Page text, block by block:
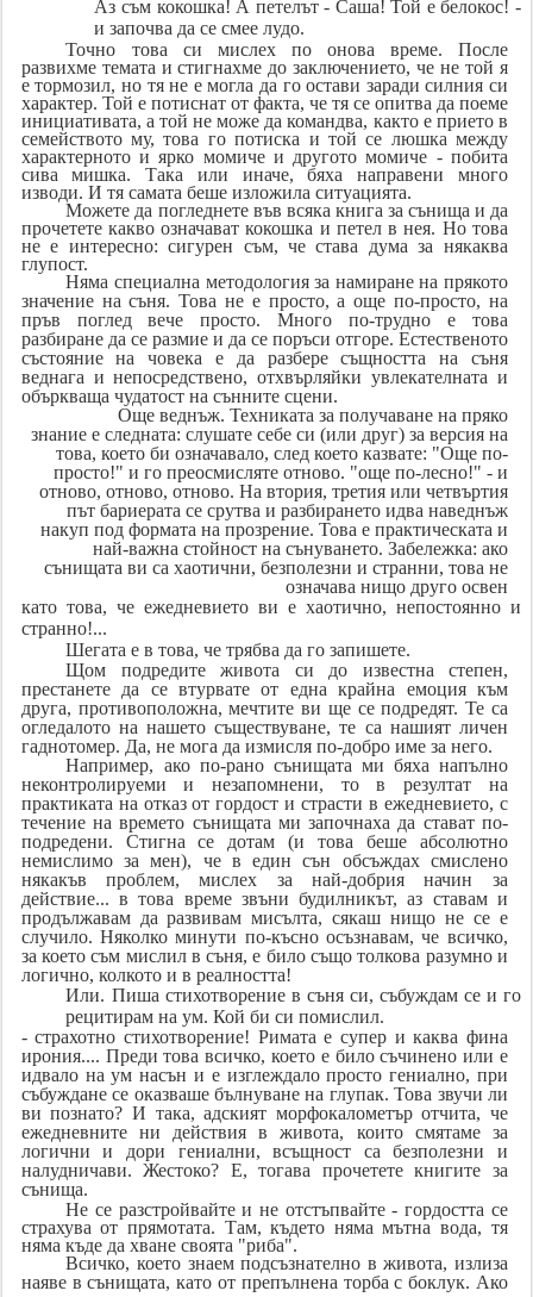
Аз съм кокошка! А петелът - Саша! Той е белокос! -
и започва да се смее лудо.
Точно това си мислех по онова време. После
развихме темата и стигнахме до заключението, че не той я
е тормозил, но тя не е могла да го остави заради силния си
характер. Той е потиснат от факта, че тя се опитва да поеме
инициативата, а той не може да командва, както е прието в
семейството му, това го потиска и той се люшка между
характерното и ярко момиче и другото момиче - побита
сива мишка. Така или иначе, бяха направени много
изводи. И тя самата беше изложила ситуацията.
Можете да погледнете във всяка книга за сънища и да
прочетете какво означават кокошка и петел в нея. Но това
не е интересно: сигурен съм, че става дума за някаква
глупост.
Няма специална методология за намиране на прякото
значение на съня. Това не е просто, а още по-просто, на
пръв поглед вече просто. Много по-трудно е това
разбиране да се размие и да се поръси отгоре. Естественото
състояние на човека е да разбере същността на съня
веднага и непосредствено, отхвърляйки увлекателната и
объркваща чудатост на сънните сцени.
Още веднъж. Техниката за получаване на пряко
знание е следната: слушате себе си (или друг) за версия на
това, което би означавало, след което казвате: "Още по-
просто!" и го преосмисляте отново. "още по-лесно!" - и
отново, отново, отново. На втория, третия или четвъртия
път бариерата се срутва и разбирането идва наведнъж
накуп под формата на прозрение. Това е практическата и
най-важна стойност на сънуването. Забележка: ако
сънищата ви са хаотични, безполезни и странни, това не
означава нищо друго освен
като това, че ежедневието ви е хаотично, непостоянно и
странно!...
Шегата е в това, че трябва да го запишете.
Щом подредите живота си до известна степен,
престанете да се втурвате от една крайна емоция към
друга, противоположна, мечтите ви ще се подредят. Те са
огледалото на нашето съществуване, те са нашият личен
гаднотомер. Да, не мога да измисля по-добро име за него.
Например, ако по-рано сънищата ми бяха напълно
неконтролируеми и незапомнени, то в резултат на
практиката на отказ от гордост и страсти в ежедневието, с
течение на времето сънищата ми започнаха да стават по-
подредени. Стигна се дотам (и това беше абсолютно
немислимо за мен), че в един сън обсъждах смислено
някакъв проблем, мислех за най-добрия начин за
действие... в това време звъни будилникът, аз ставам и
продължавам да развивам мисълта, сякаш нищо не се е
случило. Няколко минути по-късно осъзнавам, че всичко,
за което съм мислил в съня, е било също толкова разумно и
логично, колкото и в реалността!
Или. Пиша стихотворение в съня си, събуждам се и го
рецитирам на ум. Кой би си помислил.
- страхотно стихотворение! Римата е супер и каква фина
ирония.... Преди това всичко, което е било съчинено или е
идвало на ум насън и е изглеждало просто гениално, при
събуждане се оказваше бълнуване на глупак. Това звучи ли
ви познато? И така, адският морфокалометър отчита, че
ежедневните ни действия в живота, които смятаме за
логични и дори гениални, всъщност са безполезни и
налудничави. Жестоко? Е, тогава прочетете книгите за
сънища.
Не се разстройвайте и не отстъпвайте - гордостта се
страхува от прямотата. Там, където няма мътна вода, тя
няма къде да хване своята "риба".
Всичко, което знаем подсъзнателно в живота, излиза
наяве в сънищата, като от препълнена торба с боклук. Ако